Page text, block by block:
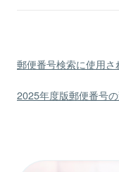
郵便番号検索に使用
2025年度版郵便番号